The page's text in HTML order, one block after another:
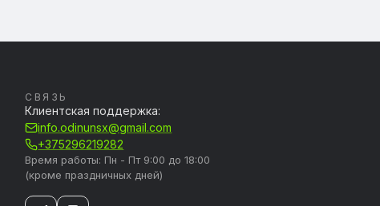
СВЯЗЬ
Клиентская поддержка:
info.odinunsx@gmail.com
+375296219282
Время работы: Пн - Пт 9:00 до 18:00
(кроме праздничных дней)